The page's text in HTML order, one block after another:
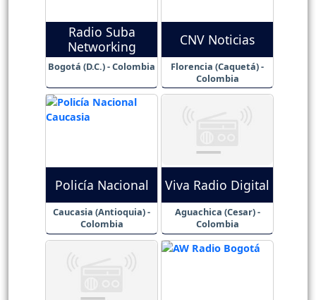
Radio Suba
Networking
Bogotá (D.C.) - Colombia
CNV Noticias
Florencia (Caquetá) -
Colombia
Policía Nacional
Caucasia (Antioquia) -
Colombia
Viva Radio Digital
Aguachica (Cesar) -
Colombia